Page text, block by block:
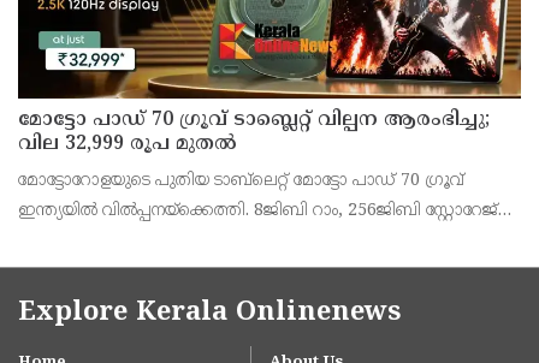
മോട്ടോ പാഡ് 70 ഗ്രൂവ് ടാബ്ലെറ്റ് വില്പന ആരംഭിച്ചു;
വില 32,999 രൂപ മുതൽ
മോട്ടോറോളയുടെ പുതിയ ടാബ്‌ലെറ്റ് മോട്ടോ പാഡ് 70 ഗ്രൂവ്
ഇന്ത്യയിൽ വിൽപ്പനയ്‌ക്കെത്തി. 8ജിബി റാം, 256ജിബി സ്റ്റോറേജ്
ഉൾപ്പെടെ 32,999 രൂപയാണ് ഫലപ്രദമായ
Explore Kerala Onlinenews